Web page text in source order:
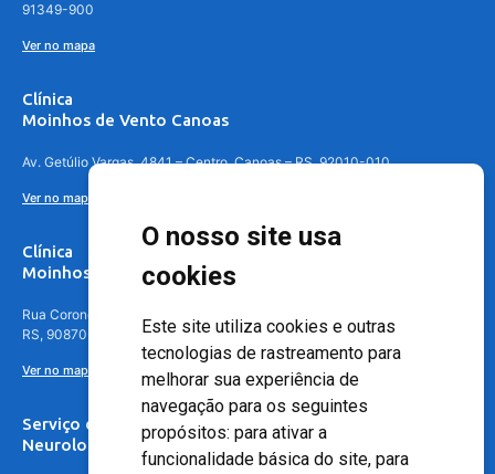
O nosso site usa
cookies
Este site utiliza cookies e outras
tecnologias de rastreamento para
melhorar sua experiência de
navegação para os seguintes
propósitos: para ativar a
funcionalidade básica do site, para
91349-900
Ver no mapa
Clínica
Moinhos de Vento Canoas
Av. Getúlio Vargas, 4841 – Centro, Canoas – RS, 92010-010
Ver no mapa
Clínica
Moinhos de Vento - Teresópolis
Rua Coronel Aparício Borges, 250 - 3º andar - Teresópolis, Porto Alegre -
RS, 90870-016
Ver no mapa
Serviço de
Neurologia